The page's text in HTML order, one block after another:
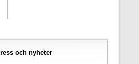
och nyheter